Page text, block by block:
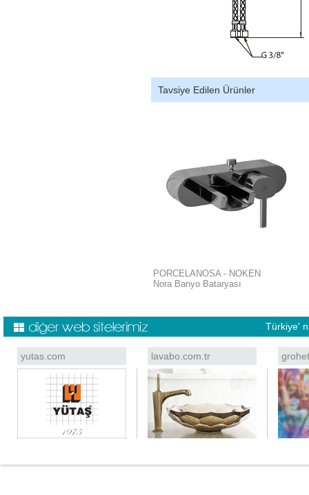
Tavsiye Edilen Ürünler
PORCELANOSA - NOKEN
Nora Banyo Bataryası
Türkiye'
yutas.com lavabo.com.tr